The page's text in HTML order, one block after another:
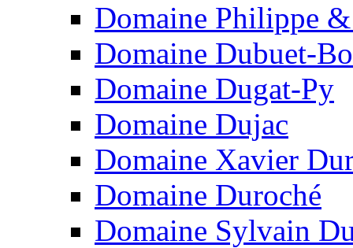
Domaine Philippe
Domaine Dubuet-
Domaine Dugat-Py
Domaine Dujac
Domaine Xavier
Domaine Duroché
Domaine Sylvain